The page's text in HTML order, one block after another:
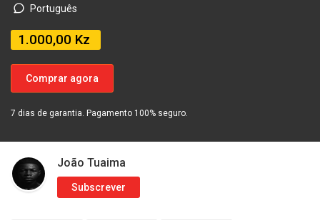
Português
1.000,00 Kz
Comprar agora
7 dias de garantia. Pagamento 100% seguro.
João Tuaima
Subscrever